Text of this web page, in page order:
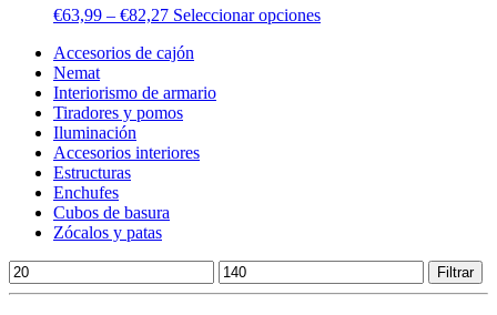
€63,99 – €82,27 Seleccionar opciones
Accesorios de cajón
Nemat
Interiorismo de armario
Tiradores y pomos
Iluminación
Accesorios interiores
Estructuras
Enchufes
Cubos de basura
Zócalos y patas
Precio
mínimo
Precio
máximo
Filtrar